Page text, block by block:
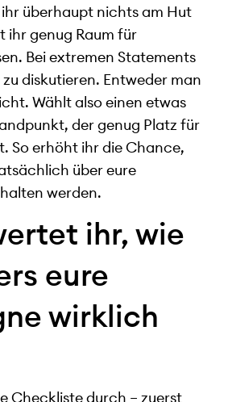
überhaupt nichts am Hut
ihr genug Raum für
Bei extremen Statements
diskutieren. Entweder man
Wählt also einen etwas
der genug Platz für
So erhöht ihr die Chance,
über eure
werden.
ihr, wie
eure
wirklich
Checkliste durch – zuerst